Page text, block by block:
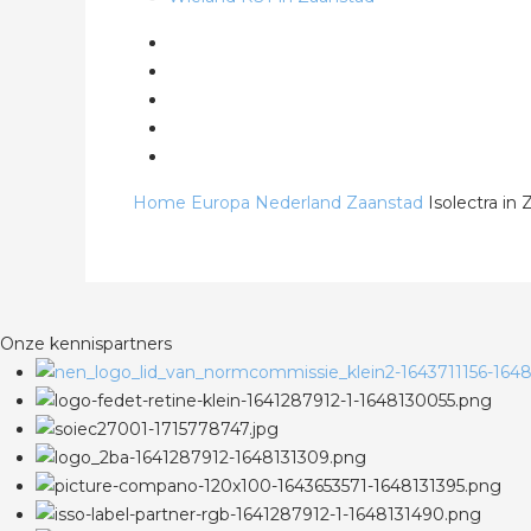
Home Europa Nederland Zaanstad Isolectra in
Onze kennispartners